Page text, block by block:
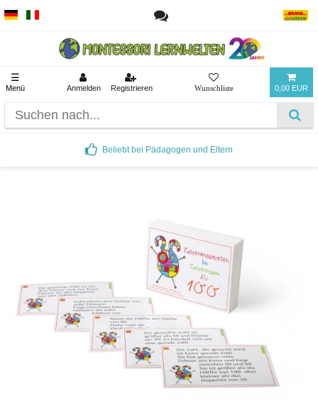
☰
Menü Anmelden Registrieren 0,00 EUR
Beliebt bei Pädagogen und Eltern